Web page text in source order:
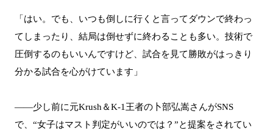
「はい。でも、いつも倒しに行くと言ってダウンで終わっ
てしまったり、結局は倒せずに終わることも多い。技術で
圧倒するのもいいんですけど、試合を見て勝敗がはっきり
分かる試合を心がけています」
――少し前に元Krush＆K-1王者の卜部弘嵩さんがSNS
で、“女子はマスト判定がいいのでは？”と提案をされてい